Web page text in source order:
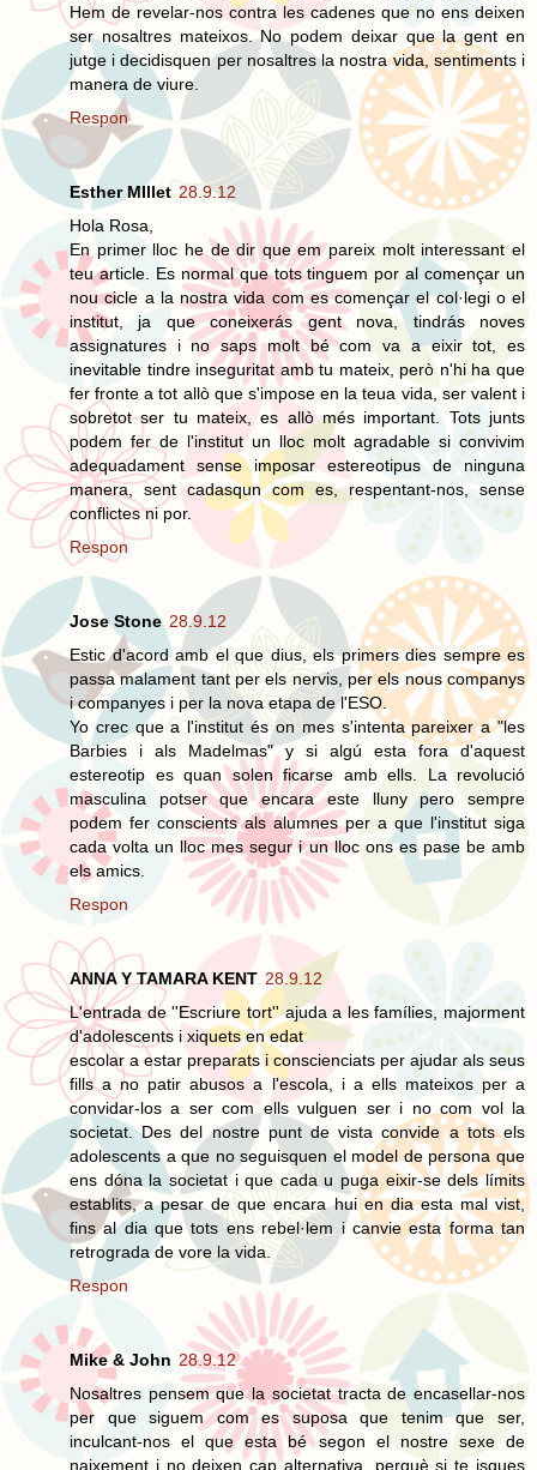
Hem de revelar-nos contra les cadenes que no ens deixen
ser nosaltres mateixos. No podem deixar que la gent en
jutge i decidisquen per nosaltres la nostra vida, sentiments i
manera de viure.
Respon
Esther MIllet 28.9.12
Hola Rosa,
En primer lloc he de dir que em pareix molt interessant el
teu article. Es normal que tots tinguem por al començar un
nou cicle a la nostra vida com es començar el col·legi o el
institut, ja que coneixerás gent nova, tindrás noves
assignatures i no saps molt bé com va a eixir tot, es
inevitable tindre inseguritat amb tu mateix, però n'hi ha que
fer fronte a tot allò que s'impose en la teua vida, ser valent i
sobretot ser tu mateix, es allò més important. Tots junts
podem fer de l'institut un lloc molt agradable si convivim
adequadament sense imposar estereotipus de ninguna
manera, sent cadasqun com es, respentant-nos, sense
conflictes ni por.
Respon
Jose Stone 28.9.12
Estic d'acord amb el que dius, els primers dies sempre es
passa malament tant per els nervis, per els nous companys
i companyes i per la nova etapa de l'ESO.
Yo crec que a l'institut és on mes s'intenta pareixer a "les
Barbies i als Madelmas" y si algú esta fora d'aquest
estereotip es quan solen ficarse amb ells. La revolució
masculina potser que encara este lluny pero sempre
podem fer conscients als alumnes per a que l'institut siga
cada volta un lloc mes segur i un lloc ons es pase be amb
els amics.
Respon
ANNA Y TAMARA KENT 28.9.12
L'entrada de ''Escriure tort'' ajuda a les famílies, majorment
d'adolescents i xiquets en edat
escolar a estar preparats i conscienciats per ajudar als seus
fills a no patir abusos a l'escola, i a ells mateixos per a
convidar-los a ser com ells vulguen ser i no com vol la
societat. Des del nostre punt de vista convide a tots els
adolescents a que no seguisquen el model de persona que
ens dóna la societat i que cada u puga eixir-se dels límits
establits, a pesar de que encara hui en dia esta mal vist,
fins al dia que tots ens rebel·lem i canvie esta forma tan
retrograda de vore la vida.
Respon
Mike & John 28.9.12
Nosaltres pensem que la societat tracta de encasellar-nos
per que siguem com es suposa que tenim que ser,
inculcant-nos el que esta bé segon el nostre sexe de
naixement i no deixen cap alternativa, perquè si te isques